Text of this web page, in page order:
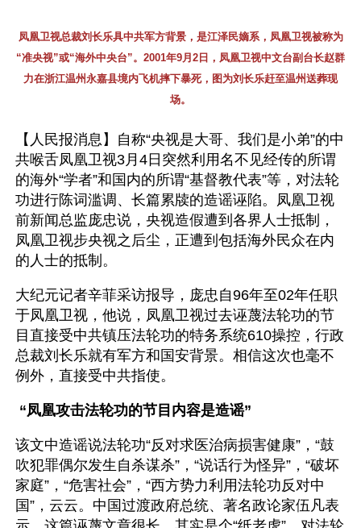
凤凰卫视总裁刘长乐具中共军方背景，是江泽民嫡系，凤凰卫视被称为
“准央视”或“海外中央台”。2001年9月2日，凤凰卫视中文台副台长赵群
力在浙江温州永嘉县境内飞机摔下暴死，图为刘长乐赶至温州送葬现
场。
【人民报消息】自称“央视是大哥、我们是小弟”的中
共喉舌凤凰卫视3月4日突然利用名不见经传的所谓
的海外“学者”和国内的所谓“基督教代表”等，对法轮
功进行陈词滥调、长篇累牍的造谣诬陷。凤凰卫视
前新闻总监庞忠说，央视造假遭到各界人士抵制，
凤凰卫视步央视之后尘，正遭到包括海外民众在内
的人士的抵制。
大纪元记者辛菲采访报导，庞忠自96年至02年任职
于凤凰卫视，他说，凤凰卫视过去诬蔑法轮功的节
目直接受中共镇压法轮功的特务系统610操控，行政
总裁刘长乐就有军方和国安背景。相信这次也毫不
例外，直接受中共指使。
“凤凰攻击法轮功的节目内容是造谣”
该文中造谣说法轮功“反对求医治病损害健康”，“鼓
吹犯罪偶尔发生自杀谋杀”，“说话行为怪异”，“破坏
家庭”，“危害社会”，“西方势力利用法轮功反对中
国”，云云。中国过渡政府总统、著名政论家伍凡表